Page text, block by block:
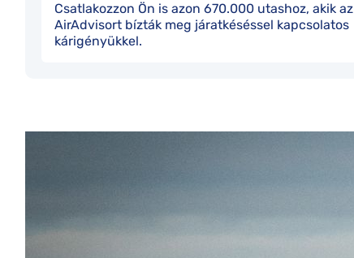
Csatlakozzon Ön is azon 670.000 utashoz, akik az
AirAdvisort bízták meg járatkéséssel kapcsolatos
kárigényükkel.